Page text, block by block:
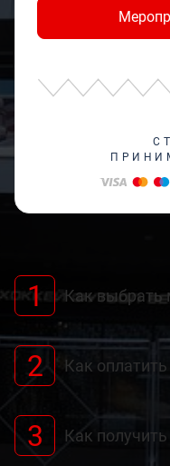
1 Как выбрать
2 Как
3 Как